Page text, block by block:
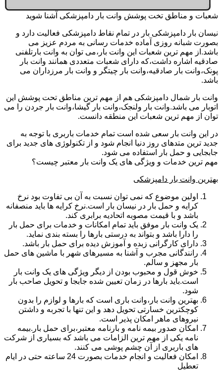
شعبات و مناطق تخت پوشش وانت بار دامپزشکی آشنا شوید
نیسان بار دامپزشکی بار در تمام نقاط دامپزشکی فعالیت دارد و
بصورت شبانه روزی آماده خدمات رسانی به مردم عزیز می
باشد.از مهم ترین شعبات این وانت بار،می توان به وانت بارتلفنی
صادقیه اشاره داشت،که دارای شعبات متعددی همانند وانت بار
پونک،وانت بار صادقیه،وانت بار چیتگر و وانت بار مرزداران می
باشد.
وانت بار شمال دامپزشکی هم از مهم ترین مناطق تحت پوشش این
اتوبار می باشد.وانت بار ولنجک،وانت بار گیشا،وانت بار جردن را می
توان از مهم ترین شعبات این منطقه دانست.
در این وانت بار سعی شده است تمام خدمات باربری با توجه به
جدید ترین متدهای روز دنیا انجام شود و از تکنولوژی های جدید برای
جابجایی و حمل بار استفاده می شود.
مهم ترین خدمات و ویژگی های یک وانت بار معتبر چیست؟
بهترین وانت بار دامپزشکی
اولین موضوع که نمی توان نسبت به آن بی تفاوت بود نرخ
کرایه و حمل بار در نیسان بار است.نرخ کرایه ها باید منصفانه
باشد و با قیمت مصوبه اتحادیه برابری کند.
یک وانت بار موفق باید تمام امکانات و خدمات برای حمل بار
را دارا باشد و بتواند به درستی بارها را بسته بندی نماید.
دارای کارگرانی زبده و آموزش دیده برای حمل بار باشد.
رانندگانی مجرب و آشنا به مسیرهای شهر با ماشین های حمل
بار مجهز و سالم.
خوش قول و محبوب بودن از دیگر ویژگی های یک وانت بار
است.باید بارها در زمان تعیین شده جابجا و تحویل صاحب بار
شود.
بهترین وانت بار،وانت باری است که بارها و لوازم را بدون
کوچکترین خسارتی تحویل دهد و این تنها با تجربه و داشتن
نیروهای ماهر امکان پذیر است.
امکان صدور بیمه نامه و بارنامه معتبر،برای حمل بار.بیمه
نامه یکی از مهم ترین الزامات می باشد که بسیاری از شرکت
های باربری از آن چشم پوشی می کنند.
امکان فعالیت و انجام خدمات بصورت 24 ساعته حتی در ایام
تعطیل